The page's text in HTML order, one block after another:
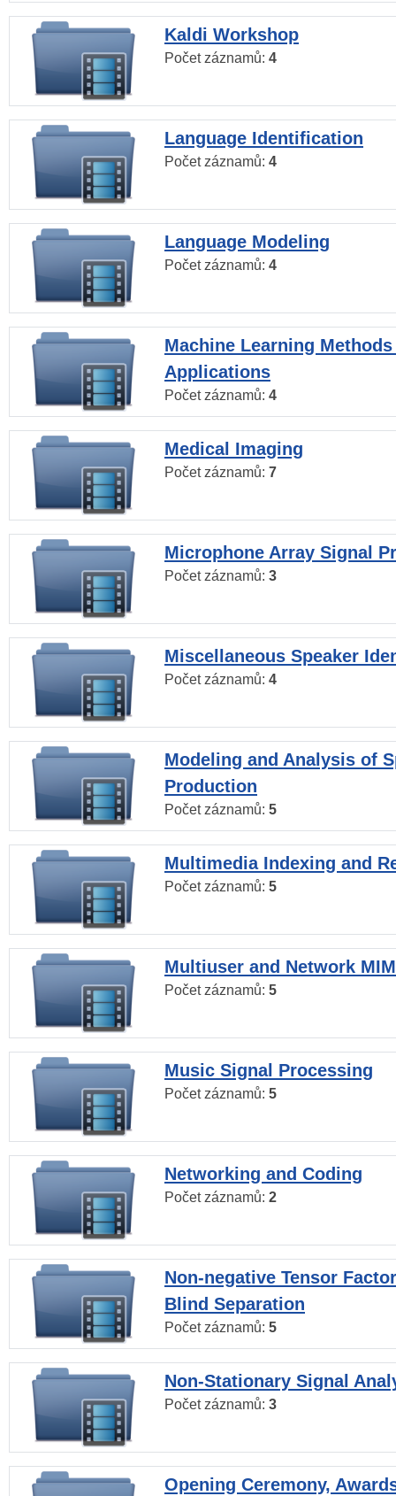
Kaldi Workshop
Počet záznamů: 4
Language Identification
Počet záznamů: 4
Language Modeling
Počet záznamů: 4
Machine Learning
Applications
Počet záznamů: 4
Medical Imaging
Počet záznamů: 7
Microphone Array Signal
Počet záznamů: 3
Miscellaneous Speaker
Počet záznamů: 4
Modeling and Analysis of
Production
Počet záznamů: 5
Multimedia Indexing and
Počet záznamů: 5
Multiuser and Network
Počet záznamů: 5
Music Signal Processing
Počet záznamů: 5
Networking and Coding
Počet záznamů: 2
Non-negative Tensor
Blind Separation
Počet záznamů: 5
Non-Stationary Signal
Počet záznamů: 3
Opening Ceremony,